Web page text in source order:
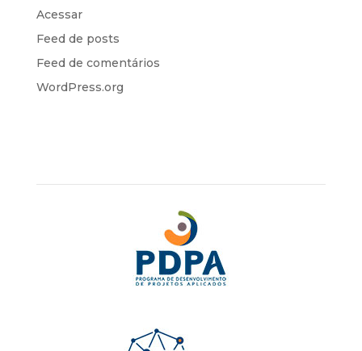
Acessar
Feed de posts
Feed de comentários
WordPress.org